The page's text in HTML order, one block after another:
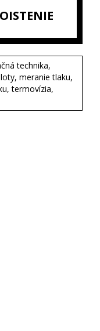
technika,
meranie tlaku,
termovízia,